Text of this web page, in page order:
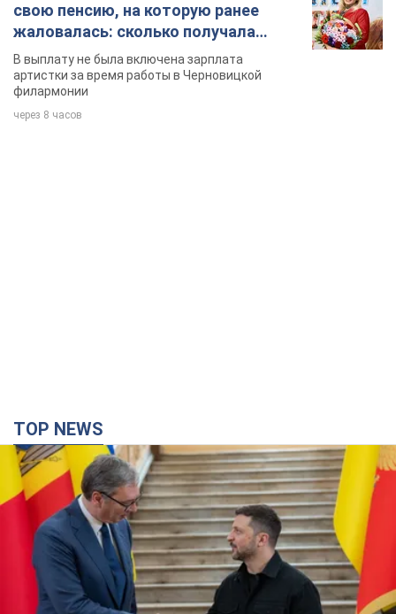
TOP NEWS
час назад 972
Третий армейский корпус создает для
российских оккупантов на Лиманском
направлении критический дискомфорт: как это
удалось
Сейчас это перерастает в кризис для всей группировки
3 часа назад 45,1 т.